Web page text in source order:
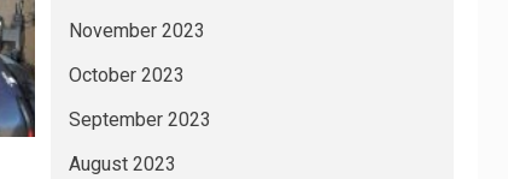
November 2023
October 2023
September 2023
August 2023